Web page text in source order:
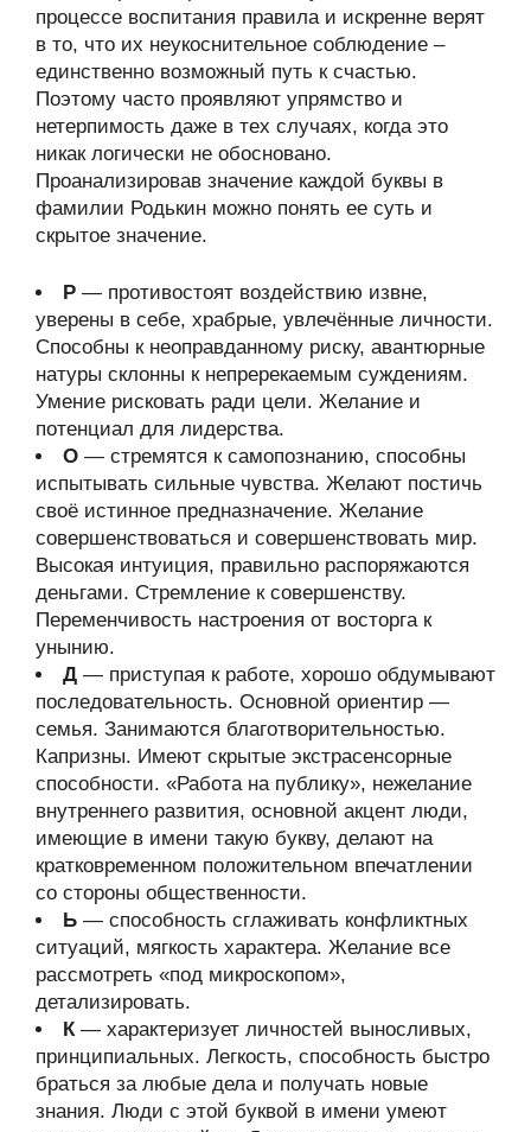
процессе воспитания правила и искренне верят
в то, что их неукоснительное соблюдение –
единственно возможный путь к счастью.
Поэтому часто проявляют упрямство и
нетерпимость даже в тех случаях, когда это
никак логически не обосновано.
Проанализировав значение каждой буквы в
фамилии Родькин можно понять ее суть и
скрытое значение.
Р — противостоят воздействию извне,
уверены в себе, храбрые, увлечённые личности.
Способны к неоправданному риску, авантюрные
натуры склонны к непререкаемым суждениям.
Умение рисковать ради цели. Желание и
потенциал для лидерства.
О — стремятся к самопознанию, способны
испытывать сильные чувства. Желают постичь
своё истинное предназначение. Желание
совершенствоваться и совершенствовать мир.
Высокая интуиция, правильно распоряжаются
деньгами. Стремление к совершенству.
Переменчивость настроения от восторга к
унынию.
Д — приступая к работе, хорошо обдумывают
последовательность. Основной ориентир —
семья. Занимаются благотворительностью.
Капризны. Имеют скрытые экстрасенсорные
способности. «Работа на публику», нежелание
внутреннего развития, основной акцент люди,
имеющие в имени такую букву, делают на
кратковременном положительном впечатлении
со стороны общественности.
Ь — способность сглаживать конфликтных
ситуаций, мягкость характера. Желание все
рассмотреть «под микроскопом»,
детализировать.
К— характеризует личностей выносливых,
принципиальных. Легкость, способность быстро
браться за любые дела и получать новые
знания. Люди с этой буквой в имени умеют